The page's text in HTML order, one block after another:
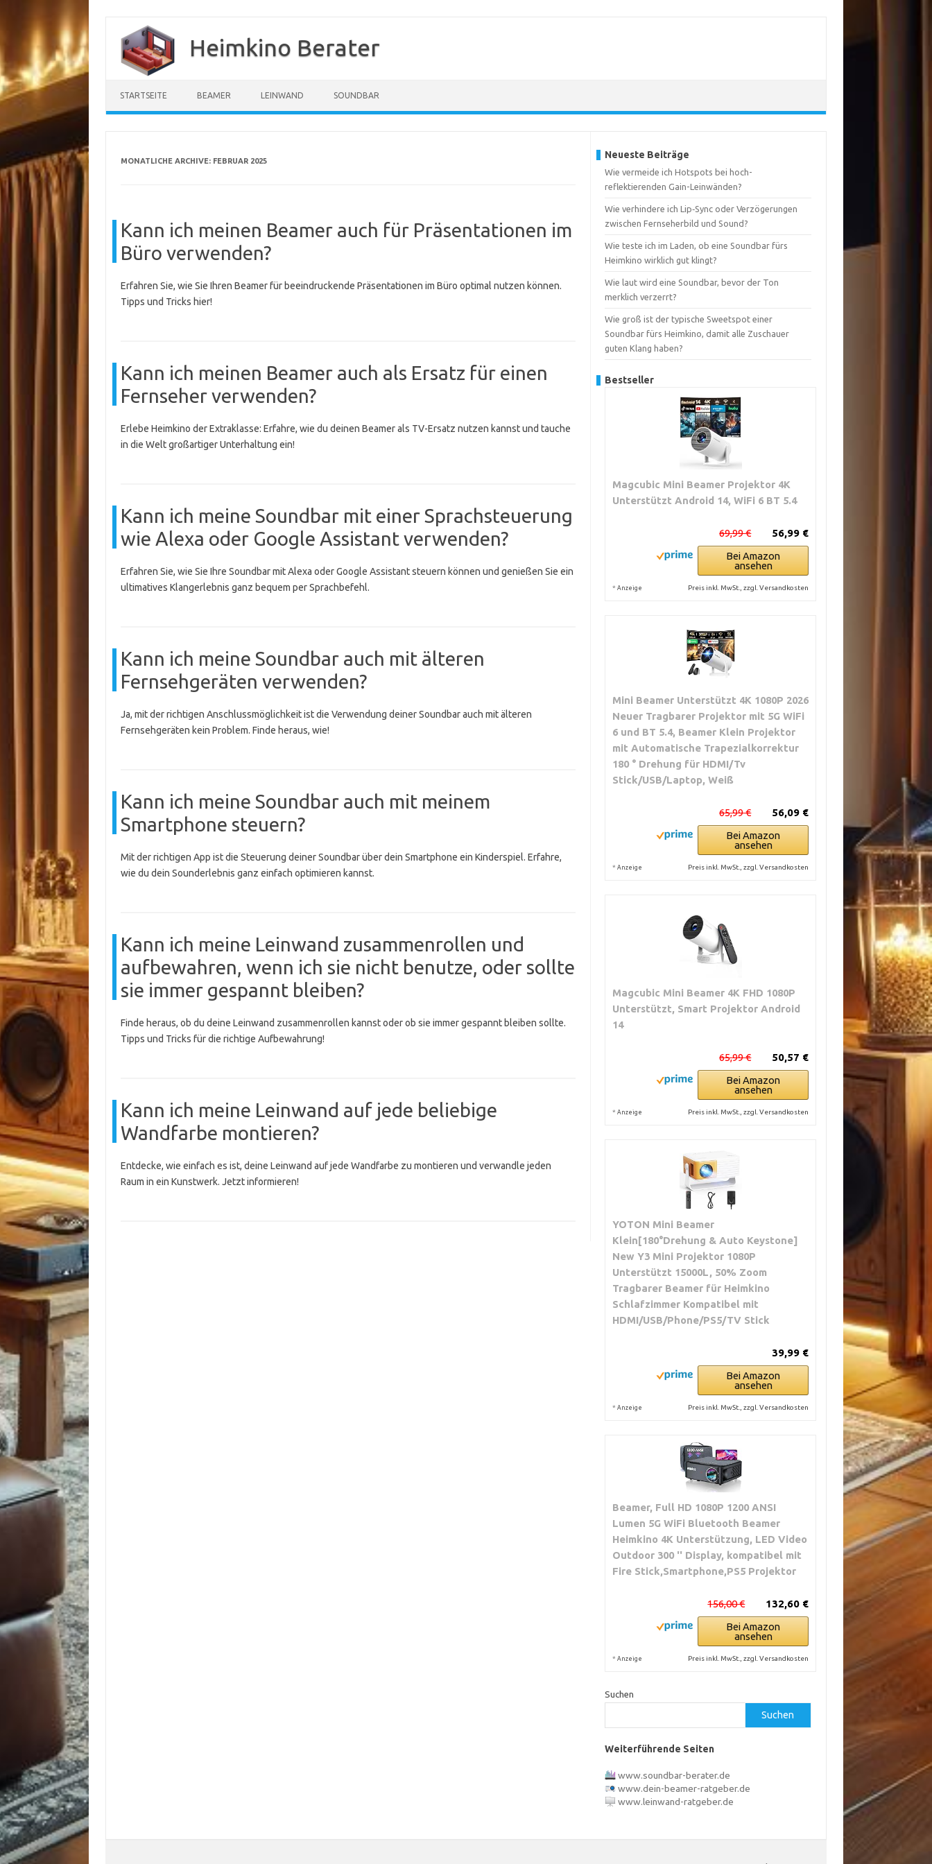
springen
Heimkino Berater
STARTSEITE BEAMER LEINWAND SOUNDBAR
MONATLICHE ARCHIVE: FEBRUAR 2025
Kann ich meinen Beamer auch für Präsentationen im
Büro verwenden?
Erfahren Sie, wie Sie Ihren Beamer für beeindruckende Präsentationen im Büro optimal nutzen können.
Tipps und Tricks hier!
Kann ich meinen Beamer auch als Ersatz für einen
Fernseher verwenden?
Erlebe Heimkino der Extraklasse: Erfahre, wie du deinen Beamer als TV-Ersatz nutzen kannst und tauche
in die Welt großartiger Unterhaltung ein!
Kann ich meine Soundbar mit einer Sprachsteuerung
wie Alexa oder Google Assistant verwenden?
Erfahren Sie, wie Sie Ihre Soundbar mit Alexa oder Google Assistant steuern können und genießen Sie ein
ultimatives Klangerlebnis ganz bequem per Sprachbefehl.
Kann ich meine Soundbar auch mit älteren
Fernsehgeräten verwenden?
Ja, mit der richtigen Anschlussmöglichkeit ist die Verwendung deiner Soundbar auch mit älteren
Fernsehgeräten kein Problem. Finde heraus, wie!
Kann ich meine Soundbar auch mit meinem
Smartphone steuern?
Mit der richtigen App ist die Steuerung deiner Soundbar über dein Smartphone ein Kinderspiel. Erfahre,
wie du dein Sounderlebnis ganz einfach optimieren kannst.
Kann ich meine Leinwand zusammenrollen und
aufbewahren, wenn ich sie nicht benutze, oder sollte
sie immer gespannt bleiben?
Finde heraus, ob du deine Leinwand zusammenrollen kannst oder ob sie immer gespannt bleiben sollte.
Tipps und Tricks für die richtige Aufbewahrung!
Kann ich meine Leinwand auf jede beliebige
Wandfarbe montieren?
Entdecke, wie einfach es ist, deine Leinwand auf jede Wandfarbe zu montieren und verwandle jeden
Raum in ein Kunstwerk. Jetzt informieren!
Neueste Beiträge
Wie vermeide ich Hotspots bei hoch-
reflektierenden Gain-Leinwänden?
Wie verhindere ich Lip‑Sync oder Verzögerungen
zwischen Fernseherbild und Sound?
Wie teste ich im Laden, ob eine Soundbar fürs
Heimkino wirklich gut klingt?
Wie laut wird eine Soundbar, bevor der Ton
merklich verzerrt?
Wie groß ist der typische Sweetspot einer
Soundbar fürs Heimkino, damit alle Zuschauer
guten Klang haben?
Bestseller
Magcubic Mini Beamer Projektor 4K
Unterstützt Android 14, WiFi 6 BT 5.4
56,99 €
69,99 €
Bei Amazon
ansehen
* Anzeige Preis inkl. MwSt., zzgl. Versandkosten
Mini Beamer Unterstützt 4K 1080P 2026
Neuer Tragbarer Projektor mit 5G WiFi
6 und BT 5.4, Beamer Klein Projektor
mit Automatische Trapezialkorrektur
180 ° Drehung für HDMI/Tv
Stick/USB/Laptop, Weiß
56,09 €
65,99 €
Bei Amazon
ansehen
* Anzeige Preis inkl. MwSt., zzgl. Versandkosten
Magcubic Mini Beamer 4K FHD 1080P
Unterstützt, Smart Projektor Android
14
50,57 €
65,99 €
Bei Amazon
ansehen
* Anzeige Preis inkl. MwSt., zzgl. Versandkosten
YOTON Mini Beamer
Klein[180°Drehung & Auto Keystone]
New Y3 Mini Projektor 1080P
Unterstützt 15000L, 50% Zoom
Tragbarer Beamer für Heimkino
Schlafzimmer Kompatibel mit
HDMI/USB/Phone/PS5/TV Stick
39,99 €
Bei Amazon
ansehen
* Anzeige Preis inkl. MwSt., zzgl. Versandkosten
Beamer, Full HD 1080P 1200 ANSI
Lumen 5G WiFi Bluetooth Beamer
Heimkino 4K Unterstützung, LED Video
Outdoor 300 '' Display, kompatibel mit
Fire Stick,Smartphone,PS5 Projektor
132,60 €
156,00 €
Bei Amazon
ansehen
* Anzeige Preis inkl. MwSt., zzgl. Versandkosten
Suchen
Suchen
Weiterführende Seiten
www.soundbar-berater.de
www.dein-beamer-ratgeber.de
www.leinwand-ratgeber.de